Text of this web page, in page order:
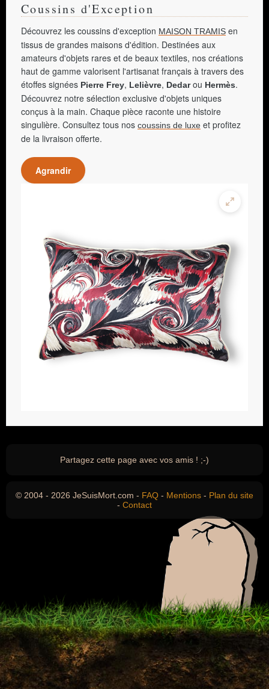
Coussins d'Exception
Découvrez les coussins d'exception MAISON TRAMIS en
tissus de grandes maisons d'édition. Destinées aux
amateurs d'objets rares et de beaux textiles, nos créations
haut de gamme valorisent l'artisanat français à travers des
étoffes signées Pierre Frey, Lelièvre, Dedarou Hermès.
Découvrez notre sélection exclusive d'objets uniques
conçus à la main. Chaque pièce raconte une histoire
singulière. Consultez tous nos coussins de luxe et profitez
de la livraison offerte.
Agrandir
Partagez cette page avec vos amis ! ;-)
© 2004 - 2026 JeSuisMort.com - FAQ - Mentions - Plan du site
- Contact